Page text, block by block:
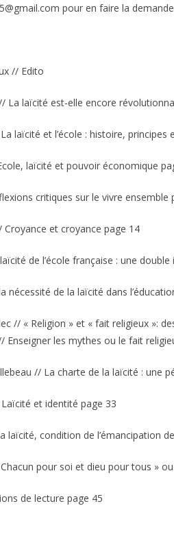
pour en faire la
// Edito
La laïcité est-elle encore
laïcité et l’école : histoire, principes
laïcité et pouvoir économique
critiques sur le vivre ensemble
Croyance et croyance page 14
de l’école française : une
nécessité de la laïcité dans
// « Religion » et « fait religieux »:
Enseigner les mythes ou le fait
// La charte de la laïcité : une
et identité page 33
laïcité, condition de l’émancipation
pour soi et dieu pour tous »
de lecture page 45